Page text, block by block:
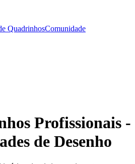
QuadrinhosComunidade
Profissionais -
de Desenho